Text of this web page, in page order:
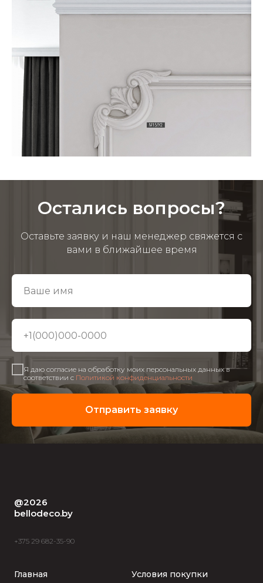
Остались вопросы?
Оставьте заявку и наш менеджер свяжется с
вами в ближайшее время
Я даю согласие на обработку моих персональных данных в
соответствии с Политикой конфиденциальности
Отправить заявку
@2026
bellodeco.by
+375 29 682-35-90
Главная
Условия покупки